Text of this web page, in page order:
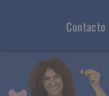
Contacto